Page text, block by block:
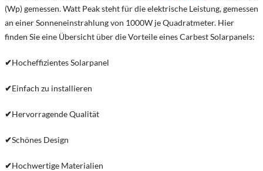
(Wp) gemessen. Watt Peak steht für die elektrische Leistung, gemessen
an einer Sonneneinstrahlung von 1000W je Quadratmeter. Hier
finden Sie eine Übersicht über die Vorteile eines Carbest Solarpanels:
✔Hocheffizientes Solarpanel
✔Einfach zu installieren
✔Hervorragende Qualität
✔Schönes Design
✔Hochwertige Materialien